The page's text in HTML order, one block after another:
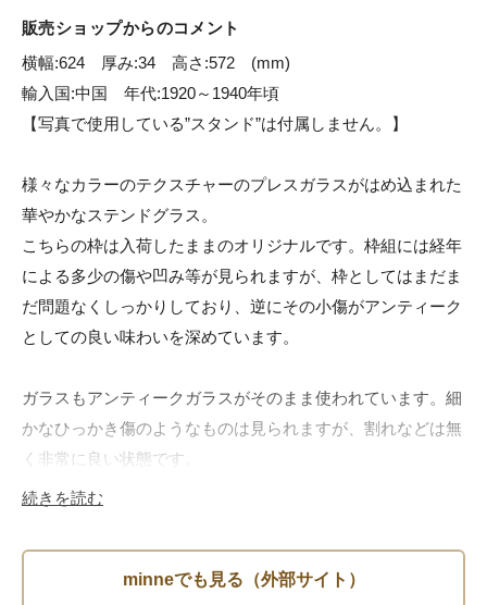
販売ショップからのコメント
横幅:624　厚み:34　高さ:572　(mm)
輸入国:中国　年代:1920～1940年頃
【写真で使用している”スタンド”は付属しません。】
様々なカラーのテクスチャーのプレスガラスがはめ込まれた
華やかなステンドグラス。
こちらの枠は入荷したままのオリジナルです。枠組には経年
による多少の傷や凹み等が見られますが、枠としてはまだま
だ問題なくしっかりしており、逆にその小傷がアンティーク
としての良い味わいを深めています。
ガラスもアンティークガラスがそのまま使われています。細
かなひっかき傷のようなものは見られますが、割れなどは無
く非常に良い状態です。
らではの味わいが楽しめるステンドグラス…是非お部屋のア
クセントとして如何でしょうか。
続きを読む